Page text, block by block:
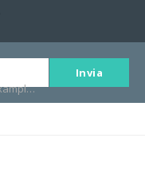
tuaemail@example.com
Invia